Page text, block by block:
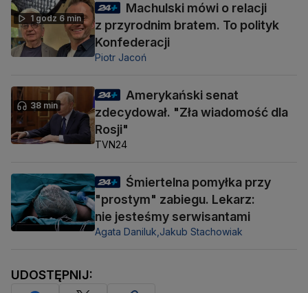
1 godz 6 min
Machulski mówi o relacji
z przyrodnim bratem. To polityk
Konfederacji
Piotr Jacoń
38 min
Amerykański senat
zdecydował. "Zła wiadomość dla
Rosji"
TVN24
Śmiertelna pomyłka przy
"prostym" zabiegu. Lekarz:
nie jesteśmy serwisantami
Agata Daniluk, Jakub Stachowiak
UDOSTĘPNIJ: